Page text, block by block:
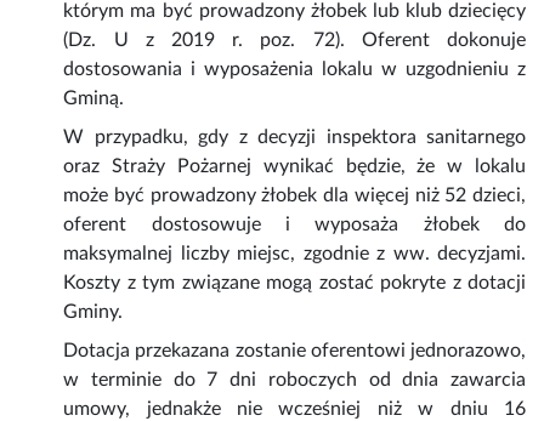
którym ma być prowadzony żłobek lub klub dziecięcy
(Dz. U z 2019 r. poz. 72). Oferent dokonuje
dostosowania i wyposażenia lokalu w uzgodnieniu z
Gminą.
W przypadku, gdy z decyzji inspektora sanitarnego
oraz Straży Pożarnej wynikać będzie, że w lokalu
może być prowadzony żłobek dla więcej niż 52 dzieci,
oferent dostosowuje i wyposaża żłobek do
maksymalnej liczby miejsc, zgodnie z ww. decyzjami.
Koszty z tym związane mogą zostać pokryte z dotacji
Gminy.
Dotacja przekazana zostanie oferentowi jednorazowo,
w terminie do 7 dni roboczych od dnia zawarcia
umowy, jednakże nie wcześniej niż w dniu 16